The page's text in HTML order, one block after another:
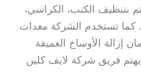
بتنظيف الكنب، الكراسي،
كما تستخدم الشركة معدات
إزالة الأوساخ العميقة
فريق شركة لايف كلين